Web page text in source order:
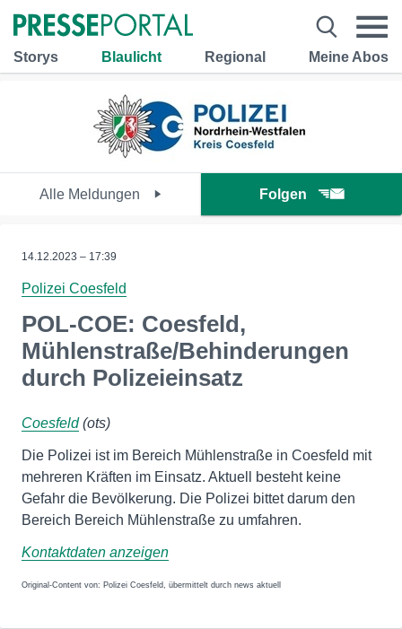
Storys Blaulicht Regional Meine Abos
Alle Meldungen Folgen
14.12.2023 – 17:39
Polizei Coesfeld
POL-COE: Coesfeld,
Mühlenstraße/Behinderungen
durch Polizeieinsatz
Coesfeld(ots)
Die Polizei ist im Bereich Mühlenstraße in Coesfeld mit
mehreren Kräften im Einsatz. Aktuell besteht keine
Gefahr die Bevölkerung. Die Polizei bittet darum den
Bereich Bereich Mühlenstraße zu umfahren.
Kontaktdaten anzeigen
Original-Content von: Polizei Coesfeld, übermittelt durch news aktuell